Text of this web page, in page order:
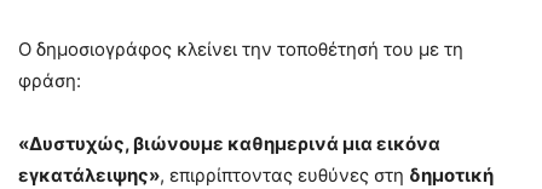
Ο δημοσιογράφος κλείνει την τοποθέτησή του με τη
φράση:
«Δυστυχώς, βιώνουμε καθημερινά μια εικόνα
εγκατάλειψης», επιρρίπτοντας ευθύνες στη δημοτική